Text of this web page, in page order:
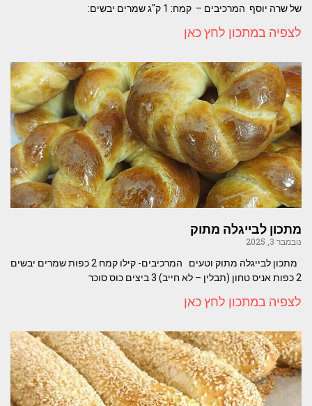
של שרה יוסף ​ המרכיבים – ​ ​קמח: 1 ק"ג שמרים יבשים:
לצפיה במתכון לחץ כאן
מתכון לבייגלה מתוק
נובמבר 3, 2025
מתכון לבייגלה מתוק וטעים המרכיבים- קילו קמח 2 כפות שמרים יבשים
2 כפות אניס טחון (תבלין – לא חייב) 3 ביצים כוס סוכר
לצפיה במתכון לחץ כאן